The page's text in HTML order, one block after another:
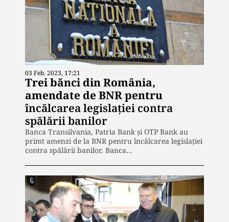
03 Feb. 2023, 17:21
Trei bănci din România,
amendate de BNR pentru
încălcarea legislației contra
spălării banilor
Banca Transilvania, Patria Bank și OTP Bank au
primt amenzi de la BNR pentru încălcarea legislației
contra spălării banilor. Banca…